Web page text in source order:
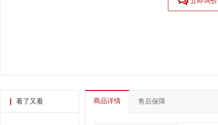
看了又看 商品详情 售后保障